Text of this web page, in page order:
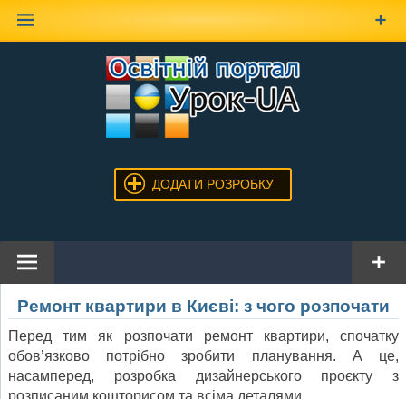
ДОДАТИ РОЗРОБКУ
Ремонт квартири в Києві: з чого розпочати
Перед тим як розпочати ремонт квартири, спочатку
обов’язково потрібно зробити планування. А це,
насамперед, розробка дизайнерського проєкту з
розписаним кошторисом та всіма деталями.